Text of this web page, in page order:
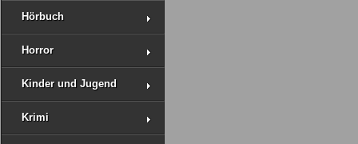
Hörbuch
Horror
Kinder und Jugend
Krimi